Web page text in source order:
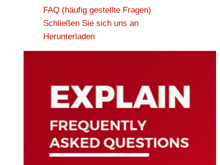
FAQ (häufig gestellte Fragen)
Schließen Sie sich uns an
Herunterladen